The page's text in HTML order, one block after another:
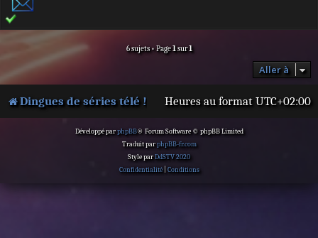
6 sujets • Page1sur1
Aller à
Dingues de séries télé ! Heures au format UTC+02:00
Développé parphpBB® Forum Software © phpBB Limited
Traduit parphpBB-fr.com
Style parDdSTV 2020
Confidentialité| Conditions